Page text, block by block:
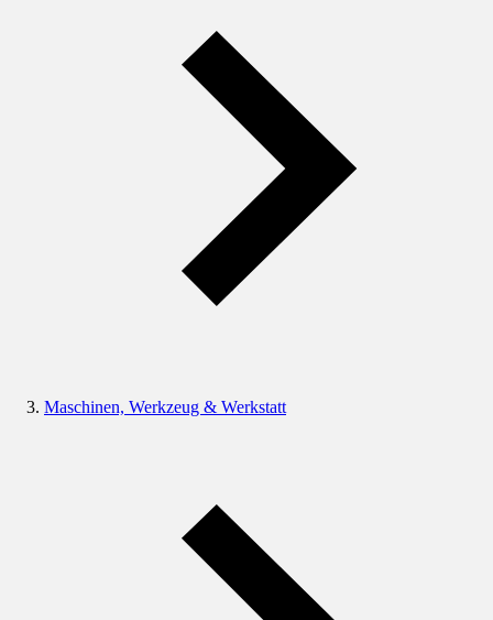
Maschinen, Werkzeug & Werkstatt